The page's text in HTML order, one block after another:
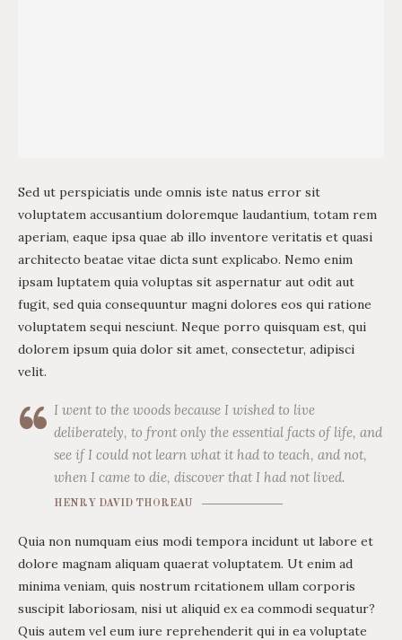
Sed ut perspiciatis unde omnis iste natus error sit
voluptatem accusantium doloremque laudantium, totam rem
aperiam, eaque ipsa quae ab illo inventore veritatis et quasi
architecto beatae vitae dicta sunt explicabo. Nemo enim
ipsam luptatem quia voluptas sit aspernatur aut odit aut
fugit, sed quia consequuntur magni dolores eos qui ratione
voluptatem sequi nesciunt. Neque porro quisquam est, qui
dolorem ipsum quia dolor sit amet, consectetur, adipisci
velit.
I went to the woods because I wished to live
deliberately, to front only the essential facts of life, and
see if I could not learn what it had to teach, and not,
when I came to die, discover that I had not lived.
HENRY DAVID THOREAU
Quia non numquam eius modi tempora incidunt ut labore et
dolore magnam aliquam quaerat voluptatem. Ut enim ad
minima veniam, quis nostrum rcitationem ullam corporis
suscipit laboriosam, nisi ut aliquid ex ea commodi sequatur?
Quis autem vel eum iure reprehenderit qui in ea voluptate